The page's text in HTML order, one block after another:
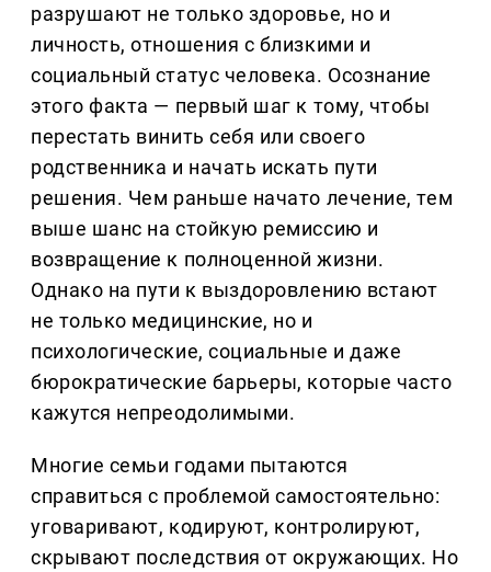
разрушают не только здоровье, но и
личность, отношения с близкими и
социальный статус человека. Осознание
этого факта — первый шаг к тому, чтобы
перестать винить себя или своего
родственника и начать искать пути
решения. Чем раньше начато лечение, тем
выше шанс на стойкую ремиссию и
возвращение к полноценной жизни.
Однако на пути к выздоровлению встают
не только медицинские, но и
психологические, социальные и даже
бюрократические барьеры, которые часто
кажутся непреодолимыми.
Многие семьи годами пытаются
справиться с проблемой самостоятельно:
уговаривают, кодируют, контролируют,
скрывают последствия от окружающих. Но